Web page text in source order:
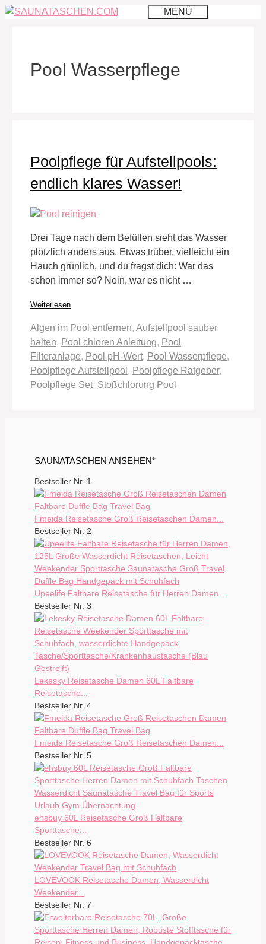
Zum
MENÜ
Pool Wasserpflege
Poolpflege für Aufstellpools:
endlich klares Wasser!
Drei Tage nach dem Befüllen sieht das Wasser
plötzlich anders aus. Etwas trüber, vielleicht ein
Hauch grünlich, und du fragst dich: War das
schon immer so? Nein, war es nicht …
Weiterlesen
Schlagwörter
Algen im Pool entfernen, Aufstellpool sauber
halten, Pool chloren Anleitung, Pool
Filteranlage, Pool pH-Wert, Pool Wasserpflege,
Poolpflege Aufstellpool , Poolpflege Ratgeber,
Poolpflege Set, Stoßchlorung Pool
SAUNATASCHEN ANSEHEN*
Bestseller Nr. 1
Fmeida Reisetasche Groß Reisetaschen Damen...
Bestseller Nr. 2
Upeelife Faltbare Reisetasche für Herren Damen...
Bestseller Nr. 3
Lekesky Reisetasche Damen 60L Faltbare
Reisetasche...
Bestseller Nr. 4
Fmeida Reisetasche Groß Reisetaschen Damen...
Bestseller Nr. 5
ehsbuy 60L Reisetasche Groß Faltbare
Sporttasche...
Bestseller Nr. 6
LOVEVOOK Reisetasche Damen, Wasserdicht
Weekender...
Bestseller Nr. 7